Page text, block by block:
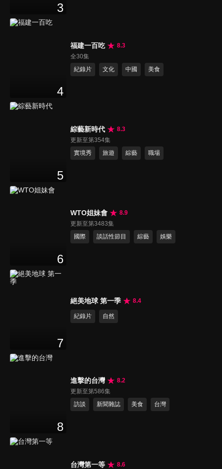
3
4
福建一百吃
8.3
全30集
紀錄片
文化 中國 美食
5
綜藝新時代
8.3
更新至第354集
實境秀
旅遊 綜藝 職場
6
WTO姐妹會
8.9
更新至第3483集
國際
談話性節目 綜藝 娛樂
7
絕美地球 第一季 8.4
紀錄片 自然
8
進擊的台灣
8.2
更新至第586集
訪談
新聞雜誌 美食 台灣
台灣第一等
8.6